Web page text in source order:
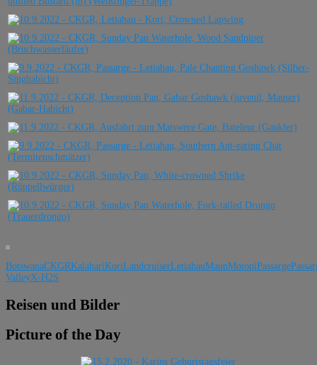
BotswanaCKGRKalahariKoriLandcruiserLetiahauMaunMotopiPassarge
ValleyX-H2S
Reisen und Bilder
Picture of the Day